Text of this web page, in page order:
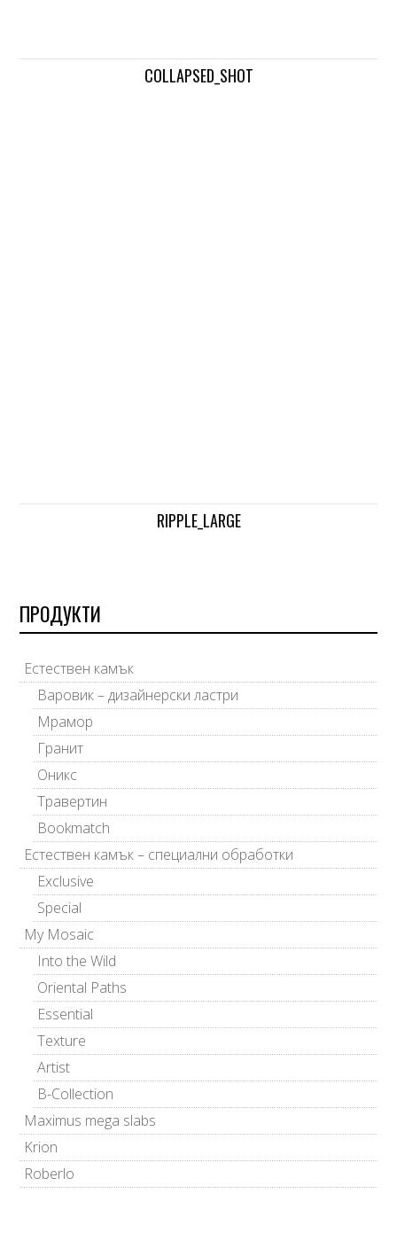
COLLAPSED_SHOT
RIPPLE_LARGE
ПРОДУКТИ
Естествен камък
Варовик – дизайнерски ластри
Мрамор
Гранит
Оникс
Травертин
Bookmatch
Естествен камък – специални обработки
Exclusive
Special
My Mosaic
Into the Wild
Oriental Paths
Essential
Texture
Artist
B-Collection
Maximus mega slabs
Krion
Roberlo